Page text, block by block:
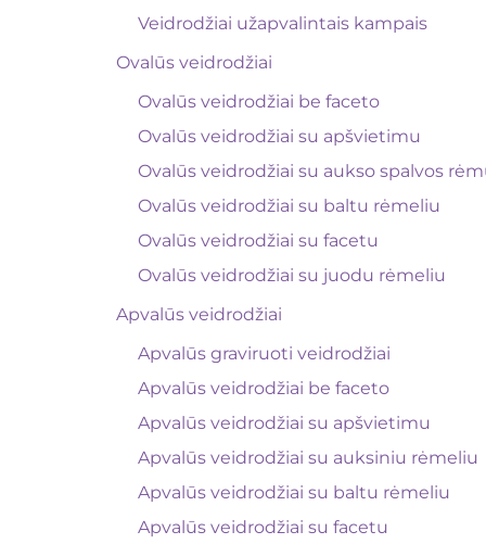
Veidrodžiai užapvalintais kampais
Ovalūs veidrodžiai
Ovalūs veidrodžiai be faceto
Ovalūs veidrodžiai su apšvietimu
Ovalūs veidrodžiai su aukso spalvos
Ovalūs veidrodžiai su baltu rėmeliu
Ovalūs veidrodžiai su facetu
Ovalūs veidrodžiai su juodu rėmeliu
Apvalūs veidrodžiai
Apvalūs graviruoti veidrodžiai
Apvalūs veidrodžiai be faceto
Apvalūs veidrodžiai su apšvietimu
Apvalūs veidrodžiai su auksiniu rėmeliu
Apvalūs veidrodžiai su baltu rėmeliu
Apvalūs veidrodžiai su facetu